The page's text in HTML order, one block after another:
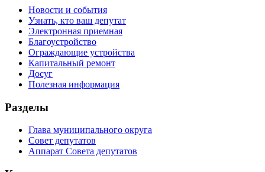
Новости и события
Узнать, кто ваш депутат
Электронная приемная
Благоустройство
Ограждающие устройства
Капитальный ремонт
Досуг
Полезная информация
Разделы
Глава муниципального округа
Совет депутатов
Аппарат Совета депутатов